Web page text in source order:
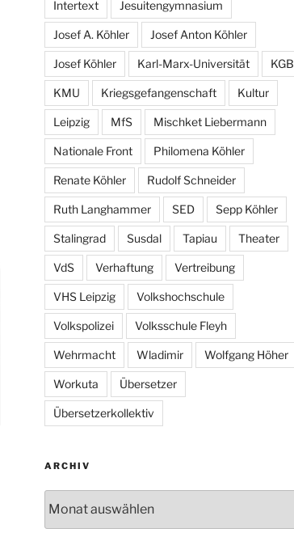
Intertext Jesuitengymnasium
Josef A. Köhler Josef Anton Köhler
Josef Köhler Karl-Marx-Universität KGB
KMU Kriegsgefangenschaft Kultur
Leipzig MfS Mischket Liebermann
Nationale Front Philomena Köhler
Renate Köhler Rudolf Schneider
Ruth Langhammer SED Sepp Köhler
Stalingrad Susdal Tapiau Theater
VdS Verhaftung Vertreibung
VHS Leipzig Volkshochschule
Volkspolizei Volksschule Fleyh
Wehrmacht Wladimir Wolfgang Höher
Workuta Übersetzer
Übersetzerkollektiv
ARCHIV